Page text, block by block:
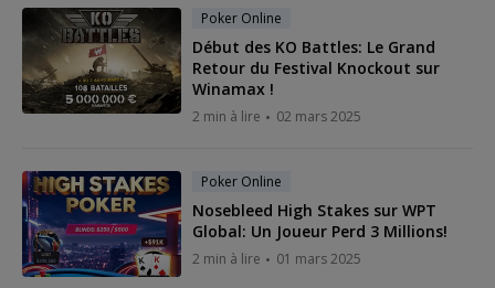
Poker Online
Début des KO Battles: Le Grand
Retour du Festival Knockout sur
Winamax !
2 min à lire 02 mars 2025
Poker Online
Nosebleed High Stakes sur WPT
Global: Un Joueur Perd 3 Millions!
2 min à lire 01 mars 2025